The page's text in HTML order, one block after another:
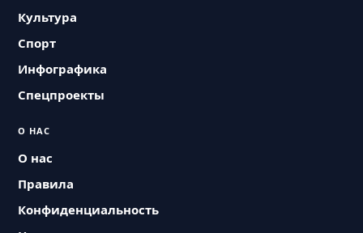
Культура
Спорт
Инфографика
Спецпроекты
О НАС
О нас
Правила
Конфиденциальность